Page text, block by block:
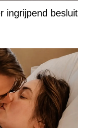
ingrijpend besluit